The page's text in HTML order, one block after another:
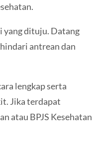
yang dituju. Datang
antrean dan
lengkap serta
Jika terdapat
atau BPJS Kesehatan